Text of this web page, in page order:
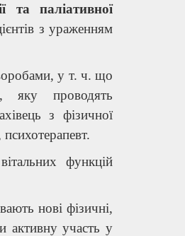
та паліативної
з ураженням
у т. ч. що
яку проводять
з фізичної
функцій
нові фізичні,
активну участь у